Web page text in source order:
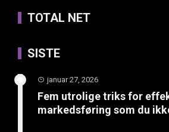
TOTAL NET
SISTE
januar 27, 2026
Fem utrolige triks for
markedsføring som du